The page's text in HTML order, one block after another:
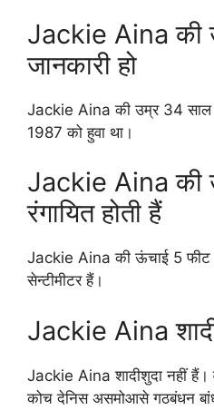
Jackie Aina की
जानकारी हो
Jackie Aina की उम्र 34
1987 को हुवा था।
Jackie Aina की
रंगायित होती हैं
Jackie Aina की ऊंचाई 5 फीट
सेन्टीमीटर हैं।
Jackie Aina
Jackie Aina शादीशुदा नहीं हैं।
कोच देनिस असमोआसे गठबंधन